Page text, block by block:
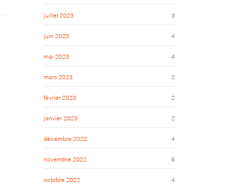
juillet 2023 3
juin 2023 4
mai 2023 4
mars 2023 2
février 2023 2
janvier 2023 2
décembre 2022 4
novembre 2022 6
octobre 2022 4